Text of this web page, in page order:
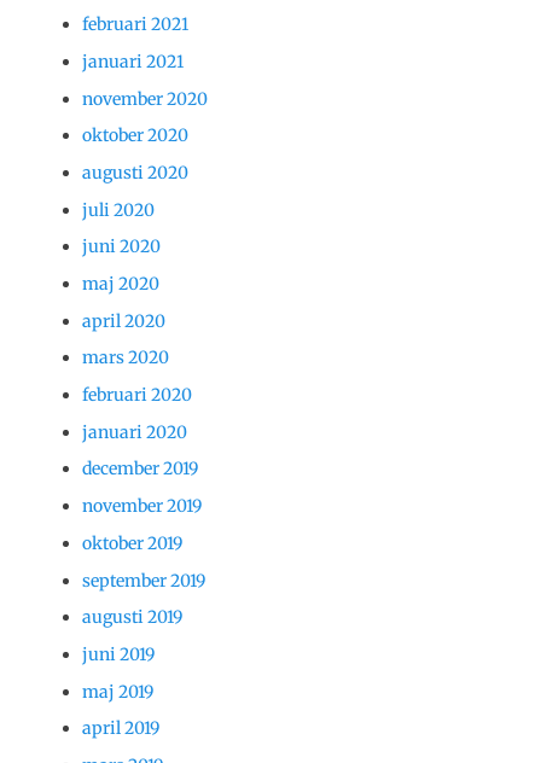
februari 2021
januari 2021
november 2020
oktober 2020
augusti 2020
juli 2020
juni 2020
maj 2020
april 2020
mars 2020
februari 2020
januari 2020
december 2019
november 2019
oktober 2019
september 2019
augusti 2019
juni 2019
maj 2019
april 2019